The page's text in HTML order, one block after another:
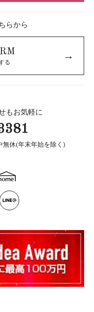
らから
る
→
もお気軽に
休(年末年始を除く)